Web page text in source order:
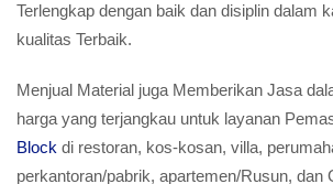
Terlengkap dengan baik dan disiplin dalam
kualitas Terbaik.
Menjual Material juga Memberikan Jasa
harga yang terjangkau untuk layanan
Block di restoran, kos-kosan, villa,
perkantoran/pabrik, apartemen/Rusun, dan